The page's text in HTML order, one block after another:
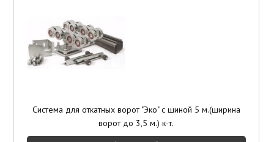
Система для откатных ворот "Эко" с шиной 5 м.(ширина
ворот до 3,5 м.) к-т.